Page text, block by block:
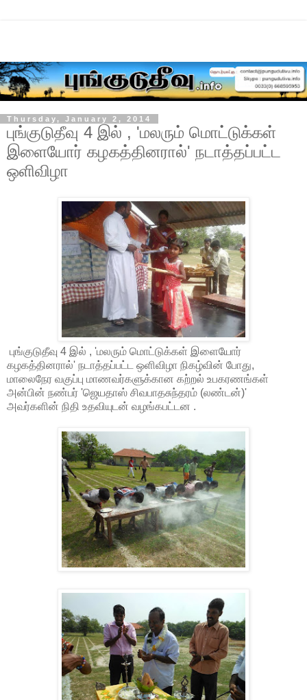
Thursday, January 2, 2014
புங்குடுதீவு 4 இல் , 'மலரும் மொட்டுக்கள்
இளையோர் கழகத்தினரால்' நடாத்தப்பட்ட
ஒளிவிழா
புங்குடுதீவு 4 இல் , 'மலரும் மொட்டுக்கள் இளையோர்
கழகத்தினரால்' நடாத்தப்பட்ட ஒளிவிழா நிகழ்வின் போது,
மாலைநேர வகுப்பு மாணவர்களுக்கான கற்றல் உபகரணங்கள்
அன்பின் நண்பர் 'ஜெயதாஸ் சிவபாதசுந்தரம் (லண்டன்)'
அவர்களின் நிதி உதவியுடன் வழங்கபட்டன .